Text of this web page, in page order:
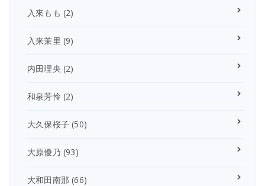
入來もも (2)
入来茉里 (9)
内田理央 (2)
和泉芳怜 (2)
大久保桜子 (50)
大原優乃 (93)
大和田南那 (66)